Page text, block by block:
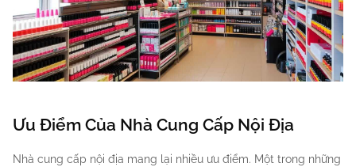
Ưu Điểm Của Nhà Cung Cấp Nội Địa
Nhà cung cấp nội địa mang lại nhiều ưu điểm. Một trong những